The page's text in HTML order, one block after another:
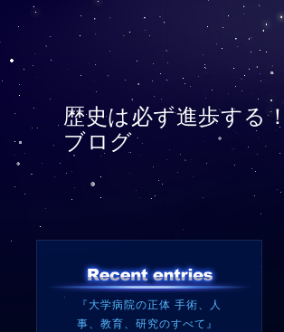
歴史は必ず進歩する
ブログ
『大学病院の正体 手術、人
事、教育、研究のすべて』